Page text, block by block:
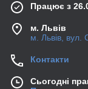
Працює з
м. Львів
м. Львів, вул.
Контакти
Сьогодні